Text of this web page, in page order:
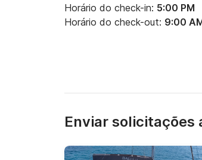
Horário do check-in: 5:00 PM
Horário do check-out: 9:00
Enviar solicitações